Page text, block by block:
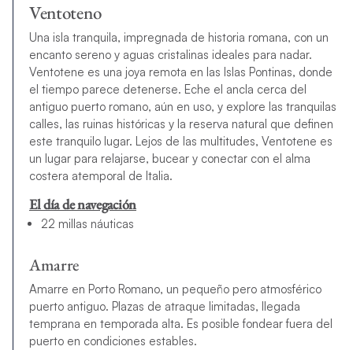
Ventoteno
Una isla tranquila, impregnada de historia romana, con un
encanto sereno y aguas cristalinas ideales para nadar.
Ventotene es una joya remota en las Islas Pontinas, donde
el tiempo parece detenerse. Eche el ancla cerca del
antiguo puerto romano, aún en uso, y explore las tranquilas
calles, las ruinas históricas y la reserva natural que definen
este tranquilo lugar. Lejos de las multitudes, Ventotene es
un lugar para relajarse, bucear y conectar con el alma
costera atemporal de Italia.
El día de navegación
22 millas náuticas
Amarre
Amarre en Porto Romano, un pequeño pero atmosférico
puerto antiguo. Plazas de atraque limitadas, llegada
temprana en temporada alta. Es posible fondear fuera del
puerto en condiciones estables.